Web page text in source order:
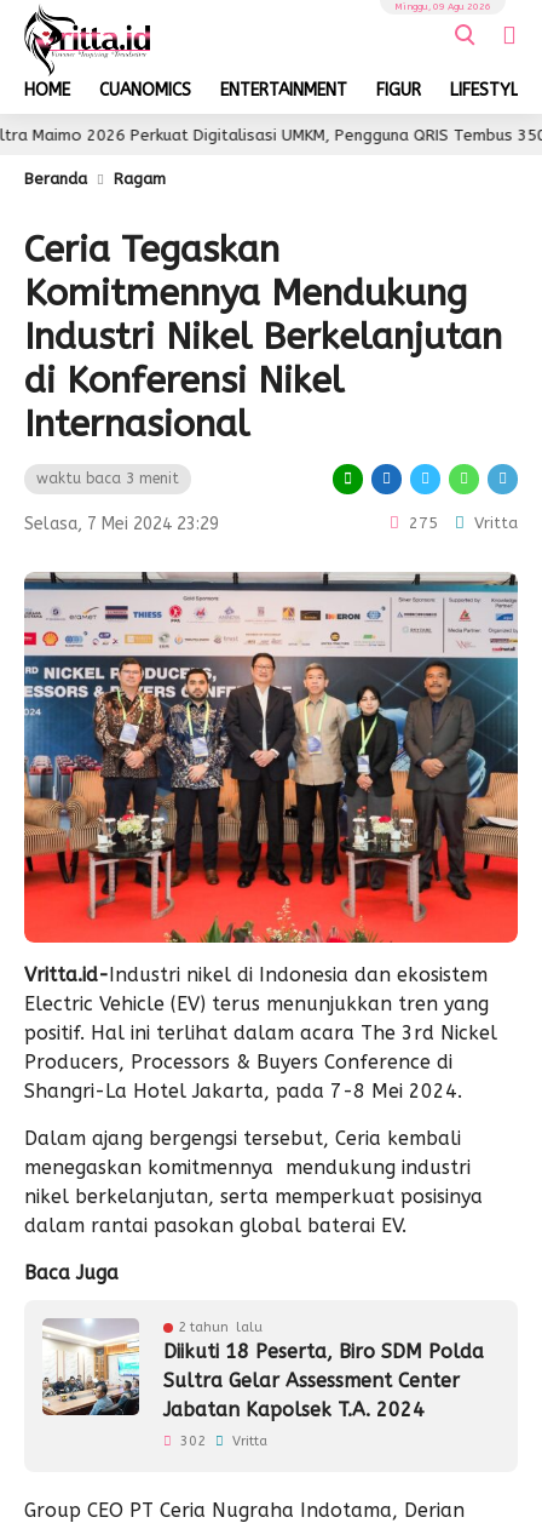
HOME CUANOMICS ENTERTAINMENT FIGUR LIFESTYLE
Minggu, 09 Agu 2026
Perkuat Digitalisasi UMKM, Pengguna QRIS Tembus 350 Ribu
Beranda Ragam
Ceria Tegaskan
Komitmennya Mendukung
Industri Nikel Berkelanjutan
di Konferensi Nikel
Internasional
waktu baca 3 menit
Selasa, 7 Mei 2024 23:29 275 Vritta
Vritta.id-Industri nikel di Indonesia dan ekosistem
Electric Vehicle (EV) terus menunjukkan tren yang
positif. Hal ini terlihat dalam acara The 3rd Nickel
Producers, Processors & Buyers Conference di
Shangri-La Hotel Jakarta, pada 7-8 Mei 2024.
Dalam ajang bergengsi tersebut, Ceria kembali
menegaskan komitmennya mendukung industri
nikel berkelanjutan, serta memperkuat posisinya
dalam rantai pasokan global baterai EV.
Baca Juga
2 tahun lalu
Diikuti 18 Peserta, Biro SDM Polda
Sultra Gelar Assessment Center
Jabatan Kapolsek T.A. 2024
302 Vritta
Group CEO PT Ceria Nugraha Indotama, Derian